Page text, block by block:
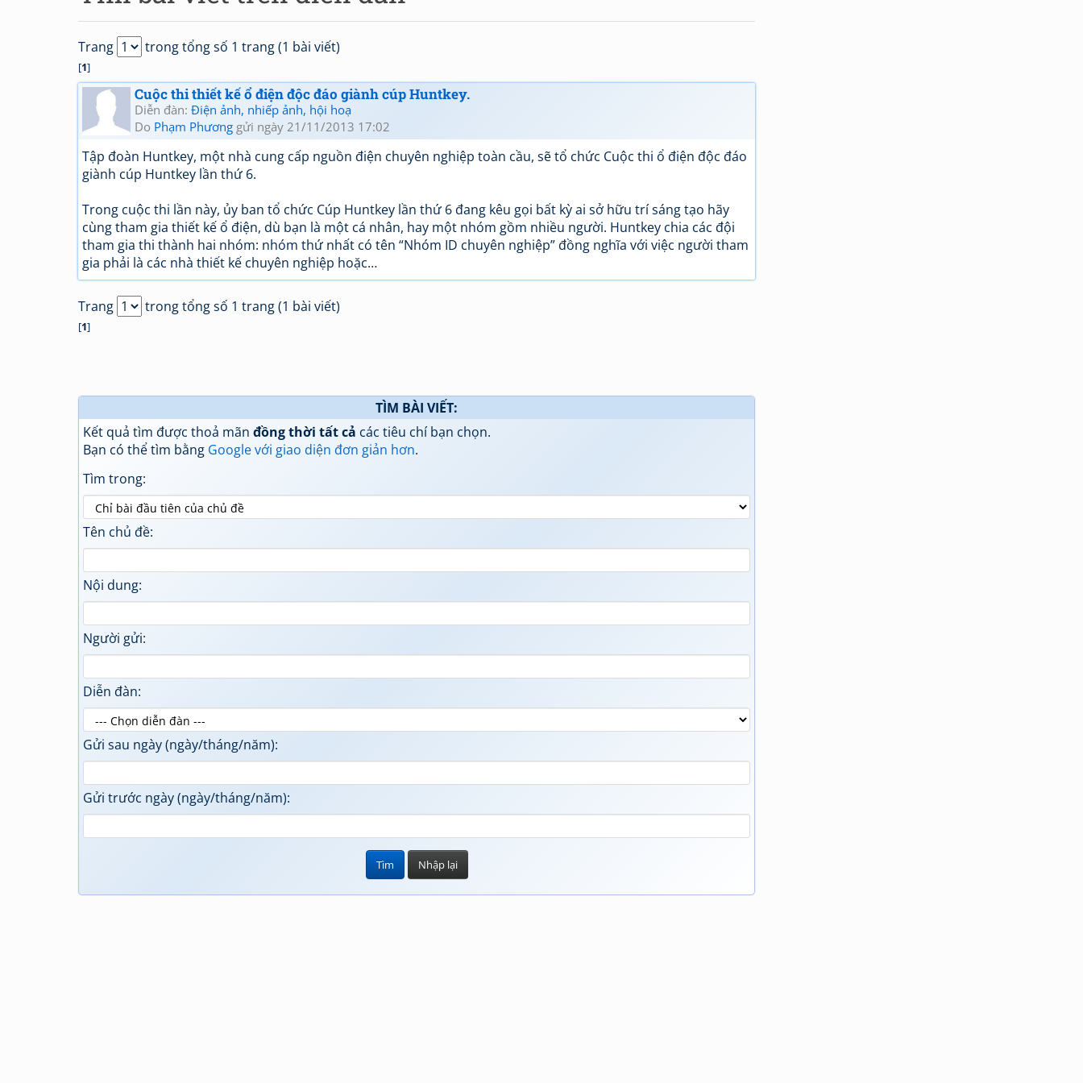
Trang trong tổng số 1 trang (1 bài viết)
[1]
Cuộc thi thiết kế ổ điện độc đáo giành cúp Huntkey.
Diễn đàn: Điện ảnh, nhiếp ảnh, hội hoạ
Do Phạm Phương gửi ngày 21/11/2013 17:02
Tập đoàn Huntkey, một nhà cung cấp nguồn điện chuyên nghiệp toàn cầu, sẽ tổ chức Cuộc thi ổ điện độc đáo
giành cúp Huntkey lần thứ 6.
Trong cuộc thi lần này, ủy ban tổ chức Cúp Huntkey lần thứ 6 đang kêu gọi bất kỳ ai sở hữu trí sáng tạo hãy
cùng tham gia thiết kế ổ điện, dù bạn là một cá nhân, hay một nhóm gồm nhiều người. Huntkey chia các đội
tham gia thi thành hai nhóm: nhóm thứ nhất có tên “Nhóm ID chuyên nghiệp” đồng nghĩa với việc người tham
gia phải là các nhà thiết kế chuyên nghiệp hoặc…
Trang trong tổng số 1 trang (1 bài viết)
[1]
TÌM BÀI VIẾT:
Kết quả tìm được thoả mãn đồng thời tất cả các tiêu chí bạn chọn.
Bạn có thể tìm bằng Google với giao diện đơn giản hơn.
Tìm trong:
Tên chủ đề:
Nội dung:
Người gửi:
Diễn đàn:
Gửi sau ngày (ngày/tháng/năm):
Gửi trước ngày (ngày/tháng/năm):